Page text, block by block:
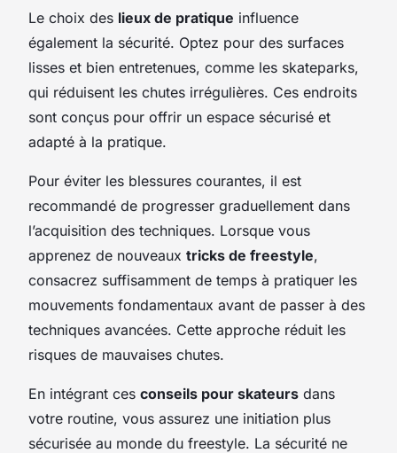
Le choix des lieux de pratique influence
également la sécurité. Optez pour des surfaces
lisses et bien entretenues, comme les skateparks,
qui réduisent les chutes irrégulières. Ces endroits
sont conçus pour offrir un espace sécurisé et
adapté à la pratique.
Pour éviter les blessures courantes, il est
recommandé de progresser graduellement dans
l’acquisition des techniques. Lorsque vous
apprenez de nouveaux tricks de freestyle,
consacrez suffisamment de temps à pratiquer les
mouvements fondamentaux avant de passer à des
techniques avancées. Cette approche réduit les
risques de mauvaises chutes.
En intégrant ces conseils pour skateurs dans
votre routine, vous assurez une initiation plus
sécurisée au monde du freestyle. La sécurité ne